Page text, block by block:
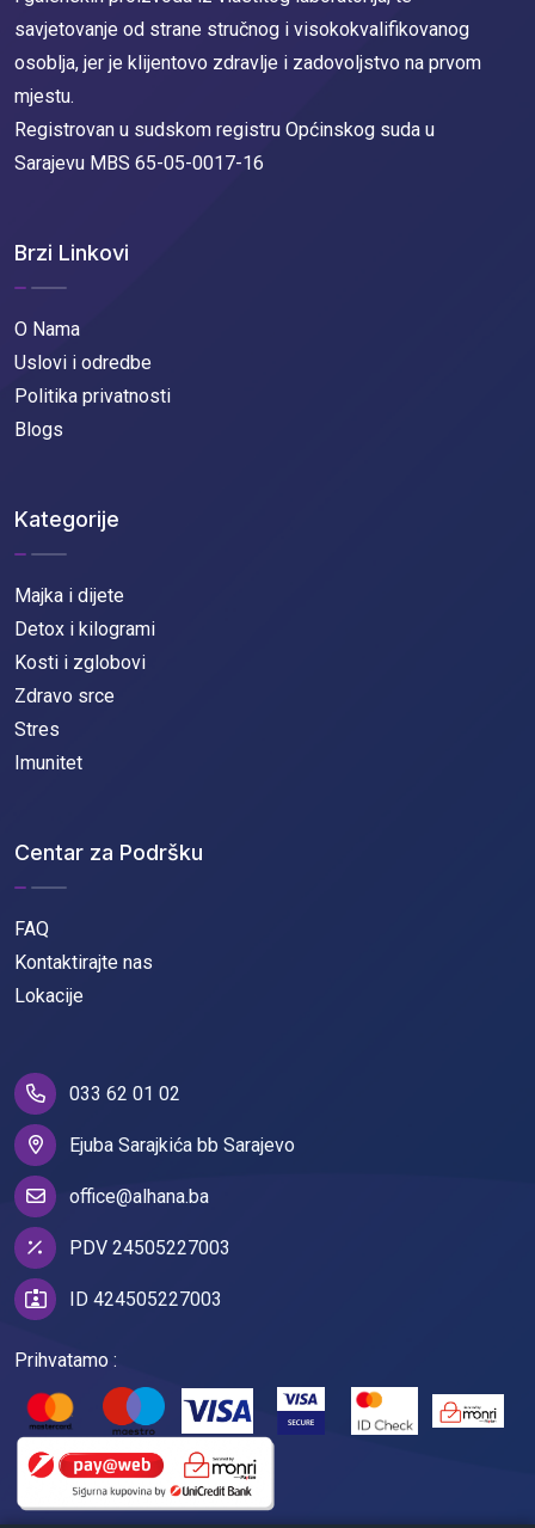
savjetovanje od strane stručnog i visokokvalifikovanog
osoblja, jer je klijentovo zdravlje i zadovoljstvo na prvom
mjestu.
Registrovan u sudskom registru Općinskog suda u
Sarajevu MBS 65-05-0017-16
Brzi Linkovi
O Nama
Uslovi i odredbe
Politika privatnosti
Blogs
Kategorije
Majka i dijete
Detox i kilogrami
Kosti i zglobovi
Zdravo srce
Stres
Imunitet
Centar za Podršku
FAQ
Kontaktirajte nas
Lokacije
033 62 01 02
Ejuba Sarajkića bb Sarajevo
office@alhana.ba
PDV 24505227003
ID 424505227003
Prihvatamo :